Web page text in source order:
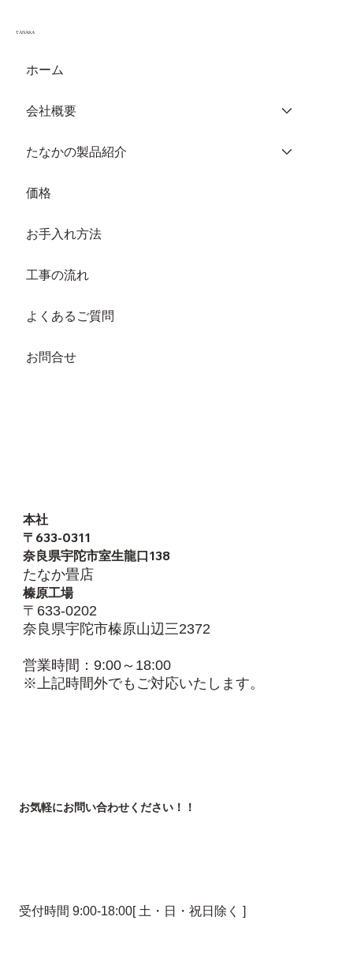
商工会議所青年部の活動
本社
​〒633-0311
奈良県宇陀市室生龍口138
たなか畳店
榛原工場
〒633-0202
奈良県宇陀市榛原山辺三2372
営業時間：9:00～18:00
※上記時間外でもご対応いたします。
​お気軽にお問い合わせください！！
受付時間 9:00-18:00[ 土・日・祝日除く ]
ホーム
会社概要
たなかの製品紹介
価格
お手入れ方法
工事の流れ
よくあるご質問
お問合せ
TANAKA